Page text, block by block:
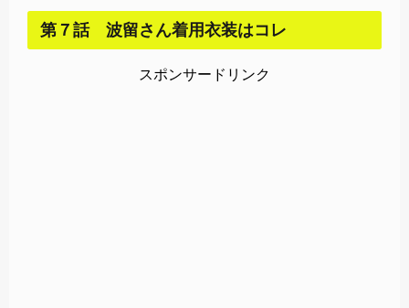
第７話 波留さん着用衣装はコレ
スポンサードリンク